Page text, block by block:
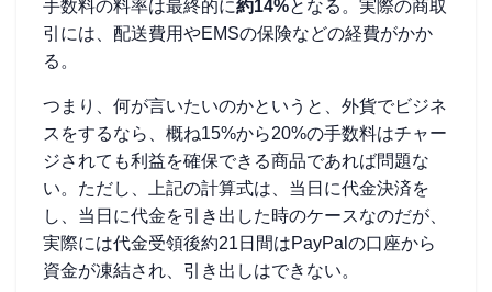
手数料の料率は最終的に約14%となる。実際の商取
引には、配送費用やEMSの保険などの経費がかか
る。
つまり、何が言いたいのかというと、外貨でビジネ
スをするなら、概ね15%から20%の手数料はチャー
ジされても利益を確保できる商品であれば問題な
い。ただし、上記の計算式は、当日に代金決済を
し、当日に代金を引き出した時のケースなのだが、
実際には代金受領後約21日間はPayPalの口座から
資金が凍結され、引き出しはできない。